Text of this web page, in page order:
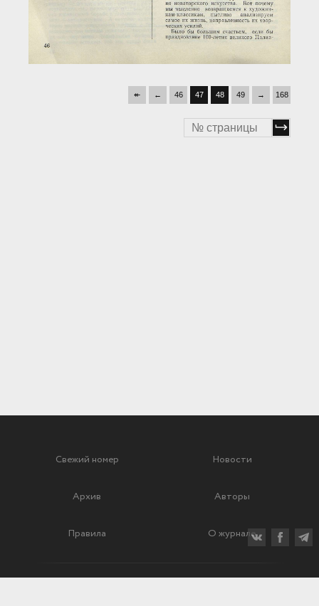
↞ ← 46 47 48 49 → 168
Свежий номер Новости
Архив Авторы
Правила О журнале